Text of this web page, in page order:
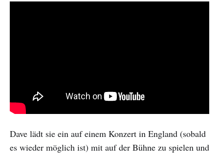
Dave lädt sie ein auf einem Konzert in England (sobald
es wieder möglich ist) mit auf der Bühne zu spielen und